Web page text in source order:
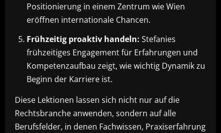
Positionierung in einem Zentrum wie Wien
eröffnen internationale Chancen.
Frühzeitig proaktiv handeln: Stefanies
frühzeitiges Engagement für Erfahrungen und
Kompetenzaufbau zeigt, wie wichtig Dynamik zu
Beginn der Karriere ist.
Diese Lektionen lassen sich nicht nur auf die
Rechtsbranche anwenden, sondern auf alle
Berufsfelder, in denen Fachwissen, Praxiserfahrung